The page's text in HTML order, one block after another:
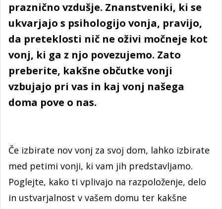
praznično vzdušje. Znanstveniki, ki se
ukvarjajo s psihologijo vonja, pravijo,
da preteklosti nič ne oživi močneje kot
vonj, ki ga z njo povezujemo. Zato
preberite, kakšne občutke vonji
vzbujajo pri vas in kaj vonj našega
doma pove o nas.
Če izbirate nov vonj za svoj dom, lahko izbirate
med petimi vonji, ki vam jih predstavljamo.
Poglejte, kako ti vplivajo na razpoloženje, delo
in ustvarjalnost v vašem domu ter kakšne